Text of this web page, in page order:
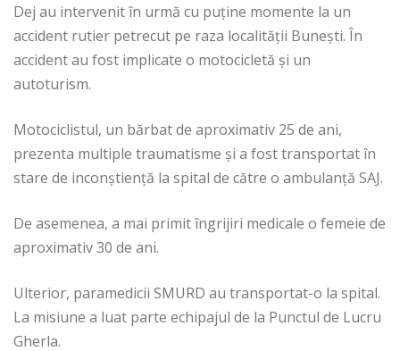
Dej au intervenit în urmă cu puține momente la un
accident rutier petrecut pe raza localității Bunești. În
accident au fost implicate o motocicletă și un
autoturism.
Motociclistul, un bărbat de aproximativ 25 de ani,
prezenta multiple traumatisme și a fost transportat în
stare de inconștiență la spital de către o ambulanță SAJ.
De asemenea, a mai primit îngrijiri medicale o femeie de
aproximativ 30 de ani.
Ulterior, paramedicii SMURD au transportat-o la spital.
La misiune a luat parte echipajul de la Punctul de Lucru
Gherla.